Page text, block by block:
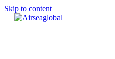
Skip to content